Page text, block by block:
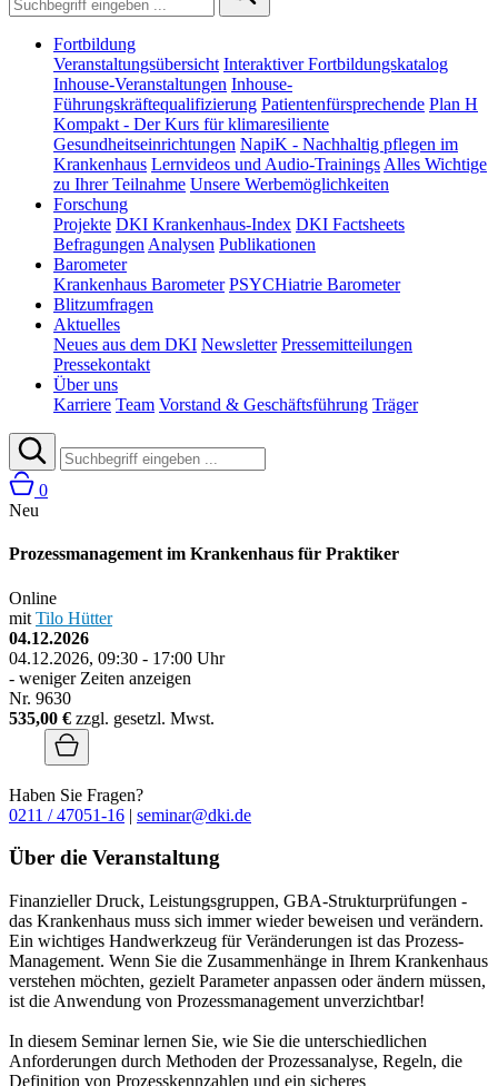
Fortbildung
Veranstaltungsübersicht Interaktiver Fortbildungskatalog
Inhouse-Veranstaltungen Inhouse-
Führungskräftequalifizierung Patientenfürsprechende Plan H
Kompakt - Der Kurs für klimaresiliente
Gesundheitseinrichtungen NapiK - Nachhaltig pflegen im
Krankenhaus Lernvideos und Audio-Trainings Alles Wichtige
zu Ihrer Teilnahme Unsere Werbemöglichkeiten
Forschung
Projekte DKI Krankenhaus-Index DKI Factsheets
Befragungen Analysen Publikationen
Barometer
Krankenhaus Barometer PSYCHiatrie Barometer
Blitzumfragen
Aktuelles
Neues aus dem DKI Newsletter Pressemitteilungen
Pressekontakt
Über uns
Karriere Team Vorstand & Geschäftsführung Träger
0
Neu
Prozessmanagement im Krankenhaus für Praktiker
Online
mit Tilo Hütter
04.12.2026
04.12.2026, 09:30 - 17:00 Uhr
- weniger Zeiten anzeigen
Nr. 9630
535,00 € zzgl. gesetzl. Mwst.
Haben Sie Fragen?
0211 / 47051-16 | seminar@dki.de
Über die Veranstaltung
Finanzieller Druck, Leistungsgruppen, GBA-Strukturprüfungen -
das Krankenhaus muss sich immer wieder beweisen und verändern.
Ein wichtiges Handwerkzeug für Veränderungen ist das Prozess-
Management. Wenn Sie die Zusammenhänge in Ihrem Krankenhaus
verstehen möchten, gezielt Parameter anpassen oder ändern müssen,
ist die Anwendung von Prozessmanagement unverzichtbar!
In diesem Seminar lernen Sie, wie Sie die unterschiedlichen
Anforderungen durch Methoden der Prozessanalyse, Regeln, die
Definition von Prozesskennzahlen und ein sicheres